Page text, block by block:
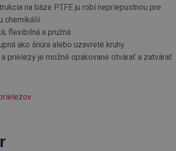
na báze PTFE ju robí nepriepustnou pre
chemikálií
flexibilná a pružná
ako šnúra alebo uzavreté kruhy
a prielezy je možné opakovane otvárať a zatvárať